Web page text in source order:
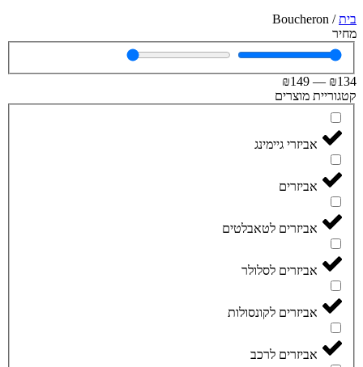
בית/
Boucheron
מחיר
₪134
—
₪149
קטגוריית מוצרים
אביזרי גיימינג
אביזרים
אביזרים לטאבלטים
אביזרים לסלולר
אביזרים לקונסולות
אביזרים לרכב